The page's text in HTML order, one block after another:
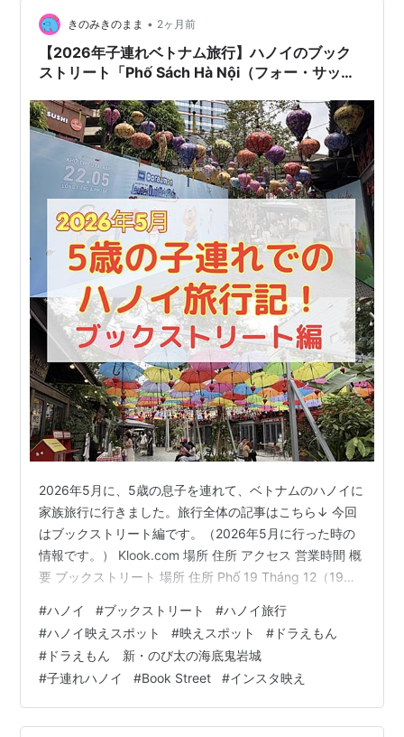
きのみきのまま • 2ヶ月前
【2026年子連れベトナム旅行】ハノイのブック
ストリート「Phố Sách Hà Nội（フォー・サッ
ャラクターも展示されてる、映えスポットで散策
にオススメ！
2026年5月に、5歳の息子を連れて、ベトナムのハノイに
家族旅行に行きました。旅行全体の記事はこちら↓ 今回
はブックストリート編です。（2026年5月に行った時の
情報です。） Klook.com 場所 住所 アクセス 営業時間 概
要 ブックストリート 場所 住所 Phố 19 Tháng 12（19
District, Hanoi, Vietnam アクセス ホアンキエム湖から約
5〜10分 営業時間 8時〜22時 概要 ハノイブックストリー
トの概要についてAI（ChatGPT）に聞いてみました。
H…
#ハノイ #ブックストリート #ハノイ旅行
#ハノイ映えスポット #映えスポット # ドラえもん
# ドラえもん 新・のび太の海底鬼岩城
#子連れハノイ #Book Street #インスタ映え